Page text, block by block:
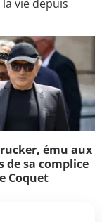
vie depuis
ému aux
de sa complice
Coquet